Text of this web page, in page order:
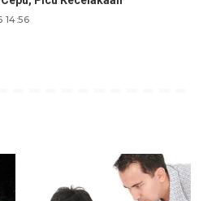
14:56